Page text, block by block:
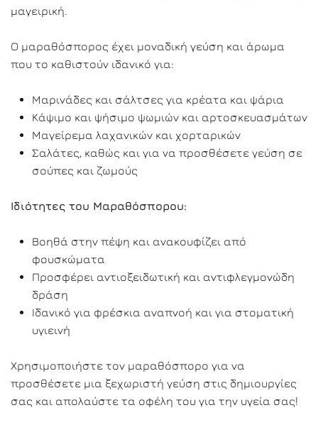
μαγειρική.
Ο μαραθόσπορος έχει μοναδική γεύση και άρωμα
που το καθιστούν ιδανικό για:
Μαρινάδες και σάλτσες για κρέατα και ψάρια
Κάψιμο και ψήσιμο ψωμιών και αρτοσκευασμάτων
Μαγείρεμα λαχανικών και χορταρικών
Σαλάτες, καθώς και για να προσθέσετε γεύση σε
σούπες και ζωμούς
Ιδιότητες του Μαραθόσπορου:
Βοηθά στην πέψη και ανακουφίζει από
φουσκώματα
Προσφέρει αντιοξειδωτική και αντιφλεγμονώδη
δράση
Ιδανικό για φρέσκια αναπνοή και για στοματική
υγιεινή
Χρησιμοποιήστε τον μαραθόσπορο για να
προσθέσετε μια ξεχωριστή γεύση στις δημιουργίες
σας και απολαύστε τα οφέλη του για την υγεία σας!